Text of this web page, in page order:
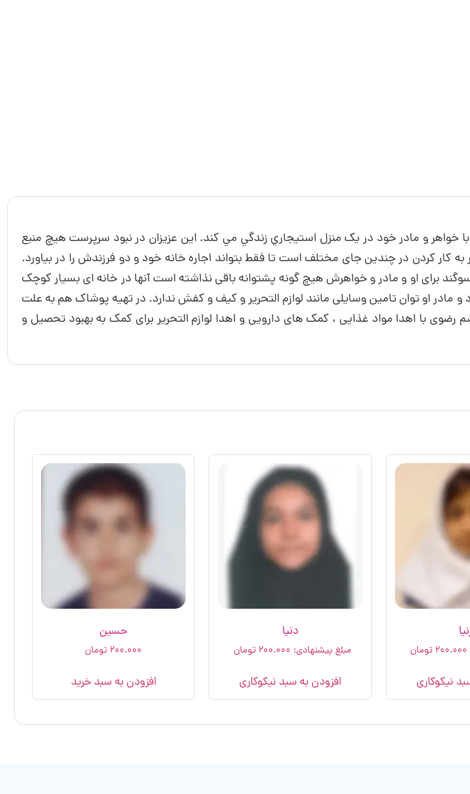
پدر خود را از دست داده اند و همراه با خواهر و مادر خود در يک منزل استيجاري زندگي مي کند. این عزیزان در نبود سرپرست هیچ منبع
کار کردن در چندین جای مختلف است تا فقط بتواند اجاره خانه خود و دو فرزندش را در بیاورد.
برای او و مادر و خواهرش هیچ گونه پشتوانه باقی نذاشته است آنها در خانه ای بسیار کوچک
او توان تامین وسایلی مانند لوازم التحریر و کیف و کفش ندارد. در تهیه پوشاک هم به علت
با اهدا مواد غذایی ، کمک های دارویی و اهدا لوازم التحریر برای کمک به بهبود تحصیل و
۲۰۰.۰۰۰ تومان
نیکوکاری
دنیا
مبلغ پیشنهادی: ۲۰۰.۰۰۰ تومان
افزودن به سبد نیکوکاری
حسین
۲۰۰.۰۰۰ تومان
افزودن به سبد خرید